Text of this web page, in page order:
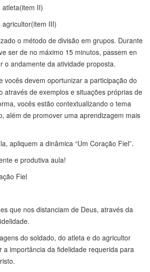
II)
III)
o método de divisão em grupos. Durante
ser de no máximo 15 minutos, passem en
o andamente da atividade proposta.
vocês devem oportunizar a participação do
através de exemplos e situações próprias de
vocês estão contextualizando o tema
além de promover uma aprendizagem mais
apliquem a dinâmica “Um Coração Fiel”.
e produtiva aula!
Fiel
que nos distanciam de Deus, através da
do soldado, do atleta e do agricultor
a importância da fidelidade requerida para